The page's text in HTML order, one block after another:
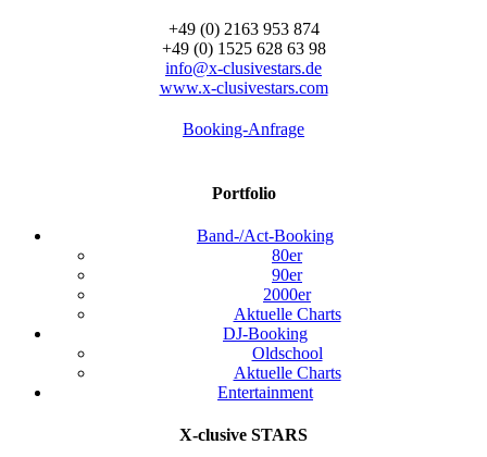
+49 (0) 2163 953 874
+49 (0) 1525 628 63 98
info@x-clusivestars.de
www.x-clusivestars.com
Booking-Anfrage
Portfolio
Band-/Act-Booking
80er
90er
2000er
Aktuelle Charts
DJ-Booking
Oldschool
Aktuelle Charts
Entertainment
X-clusive STARS